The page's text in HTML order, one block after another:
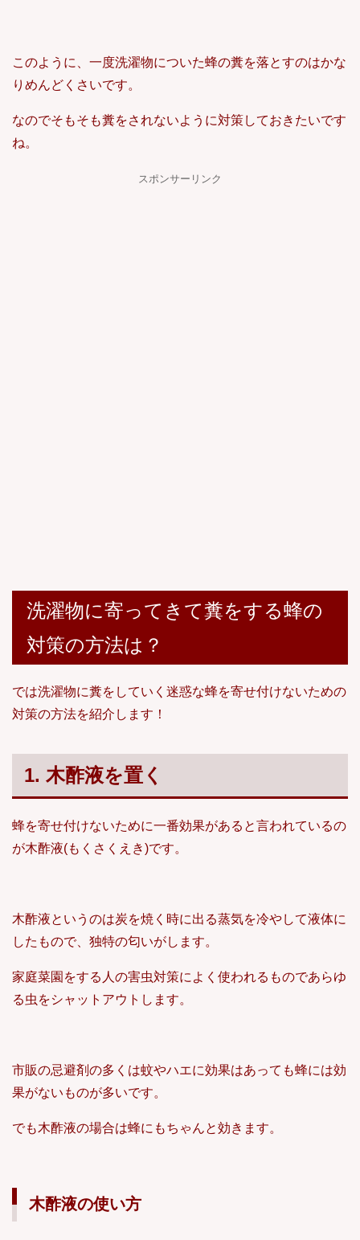
このように、一度洗濯物についた蜂の糞を落とすのはかな
りめんどくさいです。
なのでそもそも糞をされないように対策しておきたいです
ね。
スポンサーリンク
洗濯物に寄ってきて糞をする蜂の
対策の方法は？
では洗濯物に糞をしていく迷惑な蜂を寄せ付けないための
対策の方法を紹介します！
1. 木酢液を置く
蜂を寄せ付けないために一番効果があると言われているの
が木酢液(もくさくえき)です。
木酢液というのは炭を焼く時に出る蒸気を冷やして液体に
したもので、独特の匂いがします。
家庭菜園をする人の害虫対策によく使われるものであらゆ
る虫をシャットアウトします。
市販の忌避剤の多くは蚊やハエに効果はあっても蜂には効
果がないものが多いです。
でも木酢液の場合は蜂にもちゃんと効きます。
木酢液の使い方